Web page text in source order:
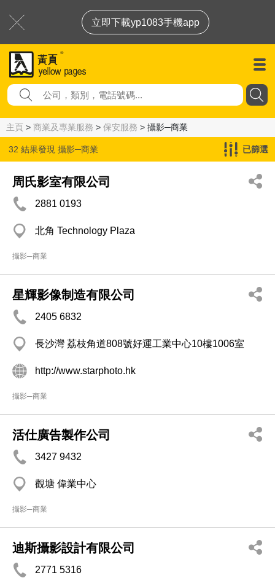
立即下載yp1083手機app
主頁 > 商業及專業服務 > 保安服務 > 攝影─商業
32 結果發現 攝影─商業 已篩選
周氏影室有限公司
2881 0193
北角 Technology Plaza
攝影─商業
星輝影像制造有限公司
2405 6832
長沙灣 荔枝角道808號好運工業中心10樓1006室
http://www.starphoto.hk
攝影─商業
活仕廣告製作公司
3427 9432
觀塘 偉業中心
攝影─商業
迪斯攝影設計有限公司
2771 5316